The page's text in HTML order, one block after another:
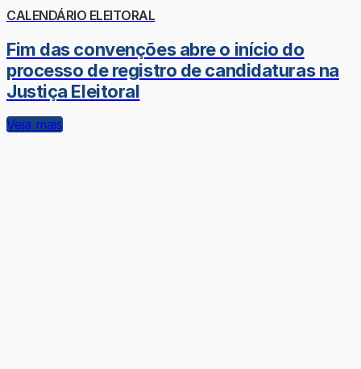
CALENDÁRIO ELEITORAL
Fim das convenções abre o início do
processo de registro de candidaturas na
Justiça Eleitoral
Veja mais